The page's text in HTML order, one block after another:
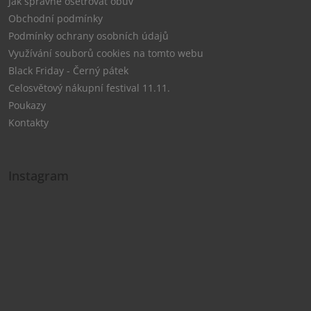
Obchodní podmínky
Podmínky ochrany osobních údajů
Využívání souborů cookies na tomto webu
Black Friday - Černý pátek
Celosvětový nákupní festival 11.11.
Poukazy
Kontakty
Instagram